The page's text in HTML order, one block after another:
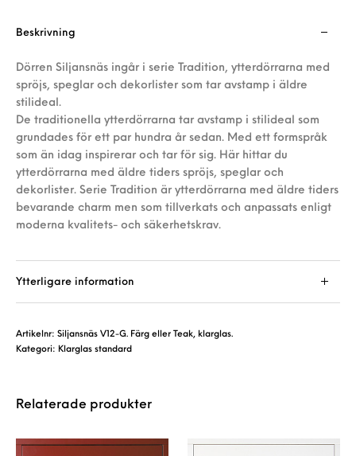
Beskrivning
Dörren Siljansnäs ingår i serie Tradition, ytterdörrarna med
spröjs, speglar och dekorlister som tar avstamp i äldre
stilideal.
De traditionella ytterdörrarna tar avstamp i stilideal som
grundades för ett par hundra år sedan. Med ett formspråk
som än idag inspirerar och tar för sig. Här hittar du
ytterdörrarna med äldre tiders spröjs, speglar och
dekorlister. Serie Tradition är ytterdörrarna med äldre tiders
bevarande charm men som tillverkats och anpassats enligt
moderna kvalitets- och säkerhetskrav.
Ytterligare information
Artikelnr:Siljansnäs V12-G. Färg eller Teak, klarglas.
Kategori: Klarglas standard
Relaterade produkter